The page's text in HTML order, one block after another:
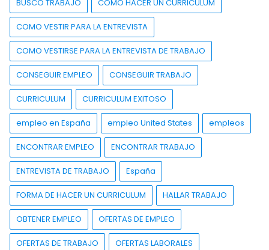
BUSCO TRABAJO COMO HACER UN CURRICULUM
COMO VESTIR PARA LA ENTREVISTA
COMO VESTIRSE PARA LA ENTREVISTA DE TRABAJO
CONSEGUIR EMPLEO CONSEGUIR TRABAJO
CURRICULUM CURRICULUM EXITOSO
empleo en España empleo United States empleos
ENCONTRAR EMPLEO ENCONTRAR TRABAJO
ENTREVISTA DE TRABAJO España
FORMA DE HACER UN CURRICULUM HALLAR TRABAJO
OBTENER EMPLEO OFERTAS DE EMPLEO
OFERTAS DE TRABAJO OFERTAS LABORALES